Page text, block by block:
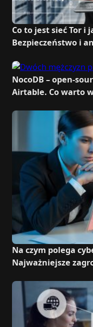
Co to jest sieć Tor i
Bezpieczeństwo i
NocoDB – open-
Airtable. Co warto
Na czym polega
Najważniejsze